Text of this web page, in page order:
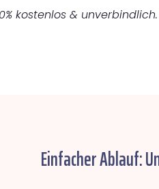
kostenlos & unverbindlich.
Einfacher Ablauf: